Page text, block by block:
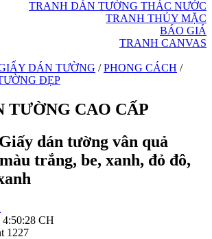
TRANH DÁN TƯỜNG THÁC NƯỚC
TRANH THỦY MẶC
BÁO GIÁ
TRANH CANVAS
DÁN TƯỜNG / PHONG CÁCH /
ĐẸP
TƯỜNG CAO CẤP
Giấy dán tường vân quả
trắng, be, xanh, đỏ đô,
4:50:28 CH
1227